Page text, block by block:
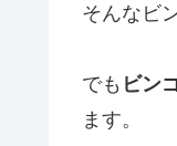
そんなビ
でも ビン
ます。